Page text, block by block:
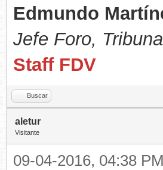
Edmundo
Jefe Foro,
Staff FDV
Buscar
aletur
Visitante
09-04-2016, 04:38 PM